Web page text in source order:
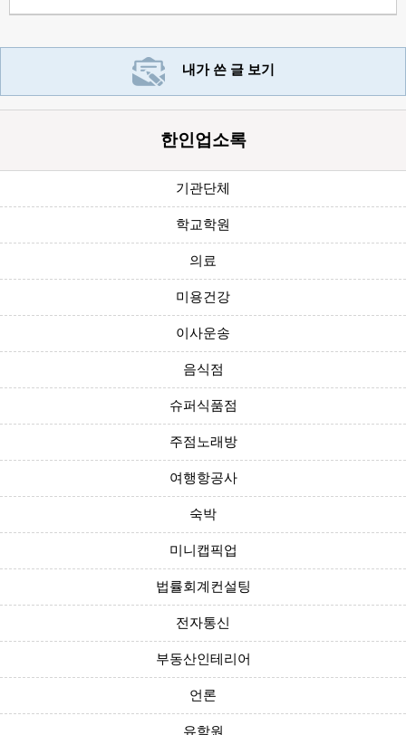
내가 쓴 글 보기
한인업소록
기관단체
학교학원
의료
미용건강
이사운송
음식점
슈퍼식품점
주점노래방
여행항공사
숙박
미니캡픽업
법률회계컨설팅
전자통신
부동산인테리어
언론
유학원